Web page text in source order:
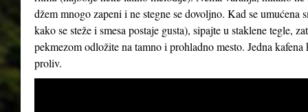
džem mnogo zapeni i ne stegne se dovoljno. Kad se umućena
kako se steže i smesa postaje gusta), sipajte u staklene tegle,
pekmezom odložite na tamno i prohladno mesto. Jedna
proliv.